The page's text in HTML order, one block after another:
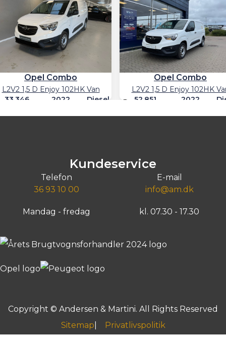
Opel Combo
L2V2 1,5 D Enjoy 102HK Van
33.346
2022 Diesel
Opel Combo
L2V2 1,5 D Enjoy 102HK
52.851
2022
Taastrup, Husmandsvej 3
Kundeservice
Telefon
36 93 10 00
E-mail
info@am.dk
Mandag - fredag kl. 07.30 - 17.30
Copyright © Andersen & Martini. All Rights Reserved
Sitemap
Privatlivspolitik